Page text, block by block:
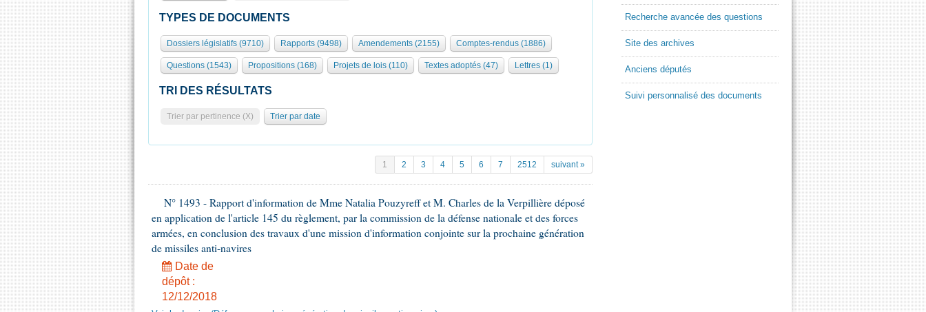
TYPES DE DOCUMENTS
Dossiers législatifs (9710) Rapports (9498) Amendements (2155) Comptes-rendus (1886)
Questions (1543) Propositions (168) Projets de lois (110) Textes adoptés (47) Lettres (1)
TRI DES RÉSULTATS
Trier par pertinence (X) Trier par date
1 2 3 4 5 6 7 2512 suivant »
N° 1493 - Rapport d'information de Mme Natalia Pouzyreff et M. Charles de la Verpillière déposé
en application de l'article 145 du règlement, par la commission de la défense nationale et des forces
armées, en conclusion des travaux d'une mission d'information conjointe sur la prochaine génération
de missiles anti-navires
Date de
dépôt :
12/12/2018
Recherche avancée des questions
Site des archives
Anciens députés
Suivi personnalisé des documents